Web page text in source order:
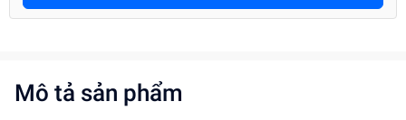
Mô tả sản phẩm